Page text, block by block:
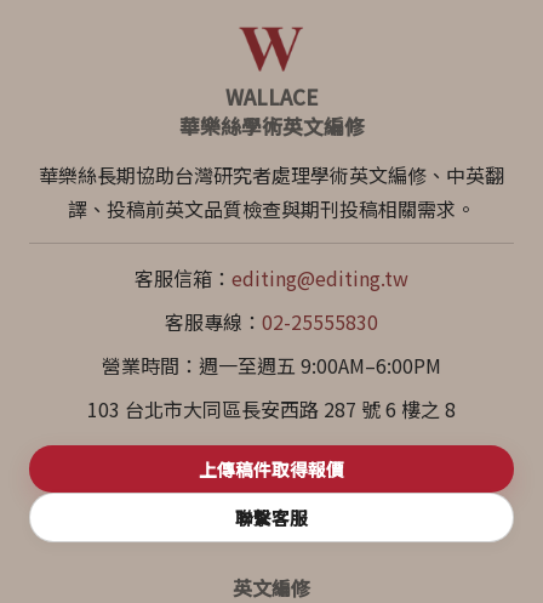
WALLACE
華樂絲學術英文編修
華樂絲長期協助台灣研究者處理學術英文編修、中英翻
譯、投稿前英文品質檢查與期刊投稿相關需求。
客服信箱： editing@editing.tw
客服專線： 02-25555830
營業時間：週一至週五 9:00AM–6:00PM
103 台北市大同區長安西路 287 號 6 樓之 8
上傳稿件取得報價
聯繫客服
英文編修